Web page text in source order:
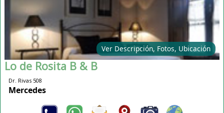
Ver Descripción, Fotos, Ubicación
Lo de Rosita B & B
Dr. Rivas 508
Mercedes